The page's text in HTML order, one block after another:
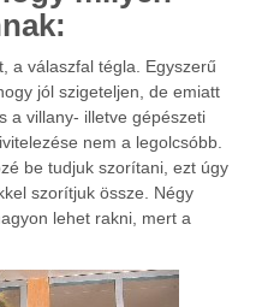
a válaszfal tégla. Egyszerű
jól szigeteljen, de emiatt
a villany- illetve gépészeti
nem a legolcsóbb.
be tudjuk szorítani, ezt úgy
szorítjuk össze. Négy
lehet rakni, mert a